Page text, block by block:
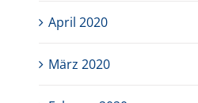
April 2020
März 2020